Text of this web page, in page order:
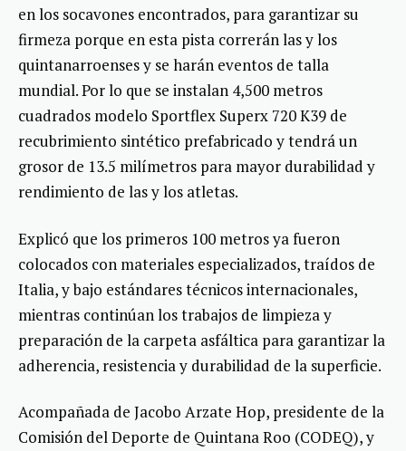
en los socavones encontrados, para garantizar su
firmeza porque en esta pista correrán las y los
quintanarroenses y se harán eventos de talla
mundial. Por lo que se instalan 4,500 metros
cuadrados modelo Sportflex Superx 720 K39 de
recubrimiento sintético prefabricado y tendrá un
grosor de 13.5 milímetros para mayor durabilidad y
rendimiento de las y los atletas.
Explicó que los primeros 100 metros ya fueron
colocados con materiales especializados, traídos de
Italia, y bajo estándares técnicos internacionales,
mientras continúan los trabajos de limpieza y
preparación de la carpeta asfáltica para garantizar la
adherencia, resistencia y durabilidad de la superficie.
Acompañada de Jacobo Arzate Hop, presidente de la
Comisión del Deporte de Quintana Roo (CODEQ), y